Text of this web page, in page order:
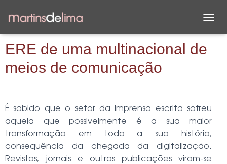
L
N
A
V
G
A
ERE de uma multinacional de
meios de comunicação
É sabido que o setor da imprensa escrita sofreu
aquela que possivelmente é a sua maior
transformação em toda a sua história,
consequência da chegada da digitalização.
Revistas, jornais e outras publicações viram-se